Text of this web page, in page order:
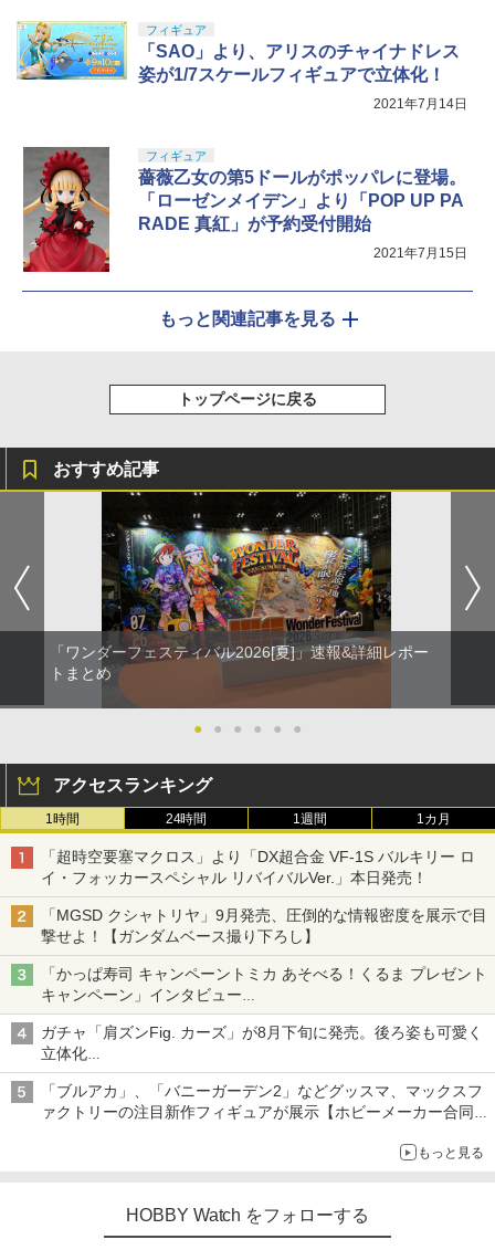
フィギュア
「SAO」より、アリスのチャイナドレス
姿が1/7スケールフィギュアで立体化！
2021年7月14日
フィギュア
薔薇乙女の第5ドールがポッパレに登場。
「ローゼンメイデン」より「POP UP PA
RADE 真紅」が予約受付開始
2021年7月15日
もっと関連記事を見る
トップページに戻る
おすすめ記事
「ワンダーフェスティバル2026[夏]」速報&詳細レポー
トまとめ
● ● ● ● ● ●
アクセスランキング
1時間 24時間 1週間 1カ月
「超時空要塞マクロス」より「DX超合金 VF-1S バルキリー ロ
イ・フォッカースペシャル リバイバルVer.」本日発売！
「MGSD クシャトリヤ」9月発売、圧倒的な情報密度を展示で目
撃せよ！【ガンダムベース撮り下ろし】
「かっぱ寿司 キャンペーントミカ あそべる！くるま プレゼント
キャンペーン」インタビュー
子どもが楽しめるかっぱ寿司ならではの体験とコラボの楽しさを
追求
ガチャ「肩ズンFig. カーズ」が8月下旬に発売。後ろ姿も可愛く
立体化
ライトニング・マックィーンやメーターなど4種がラインナップ
「ブルアカ」、「バニーガーデン2」などグッスマ、マックスフ
ァクトリーの注目新作フィギュアが展示【ホビーメーカー合同展
もっと見る
HOBBY Watch をフォローする